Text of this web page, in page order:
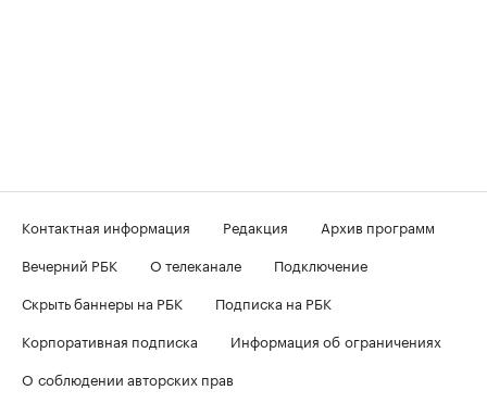
Контактная информация Редакция
Архив программ
Вечерний РБК
О телеканале
Подключение
Скрыть баннеры на РБК
Подписка на РБК
Корпоративная подписка
Информация об ограничениях
О соблюдении авторских прав